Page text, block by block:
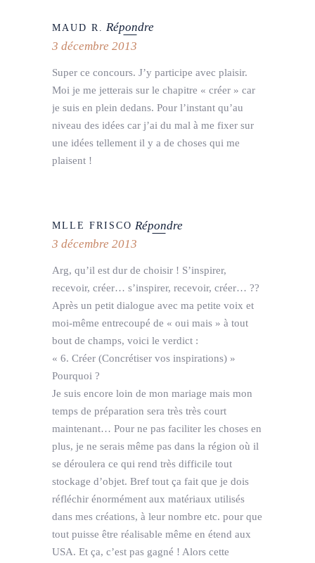
MAUD R.
Répondre
3 décembre 2013
Super ce concours. J’y participe avec plaisir.
Moi je me jetterais sur le chapitre « créer » car
je suis en plein dedans. Pour l’instant qu’au
niveau des idées car j’ai du mal à me fixer sur
une idées tellement il y a de choses qui me
plaisent !
MLLE FRISCO Répondre
3 décembre 2013
Arg, qu’il est dur de choisir ! S’inspirer,
recevoir, créer… s’inspirer, recevoir, créer… ??
Après un petit dialogue avec ma petite voix et
moi-même entrecoupé de « oui mais » à tout
bout de champs, voici le verdict :
« 6. Créer (Concrétiser vos inspirations) »
Pourquoi ?
Je suis encore loin de mon mariage mais mon
temps de préparation sera très très court
maintenant… Pour ne pas faciliter les choses en
plus, je ne serais même pas dans la région où il
se déroulera ce qui rend très difficile tout
stockage d’objet. Bref tout ça fait que je dois
réfléchir énormément aux matériaux utilisés
dans mes créations, à leur nombre etc. pour que
tout puisse être réalisable même en étend aux
USA. Et ça, c’est pas gagné ! Alors cette